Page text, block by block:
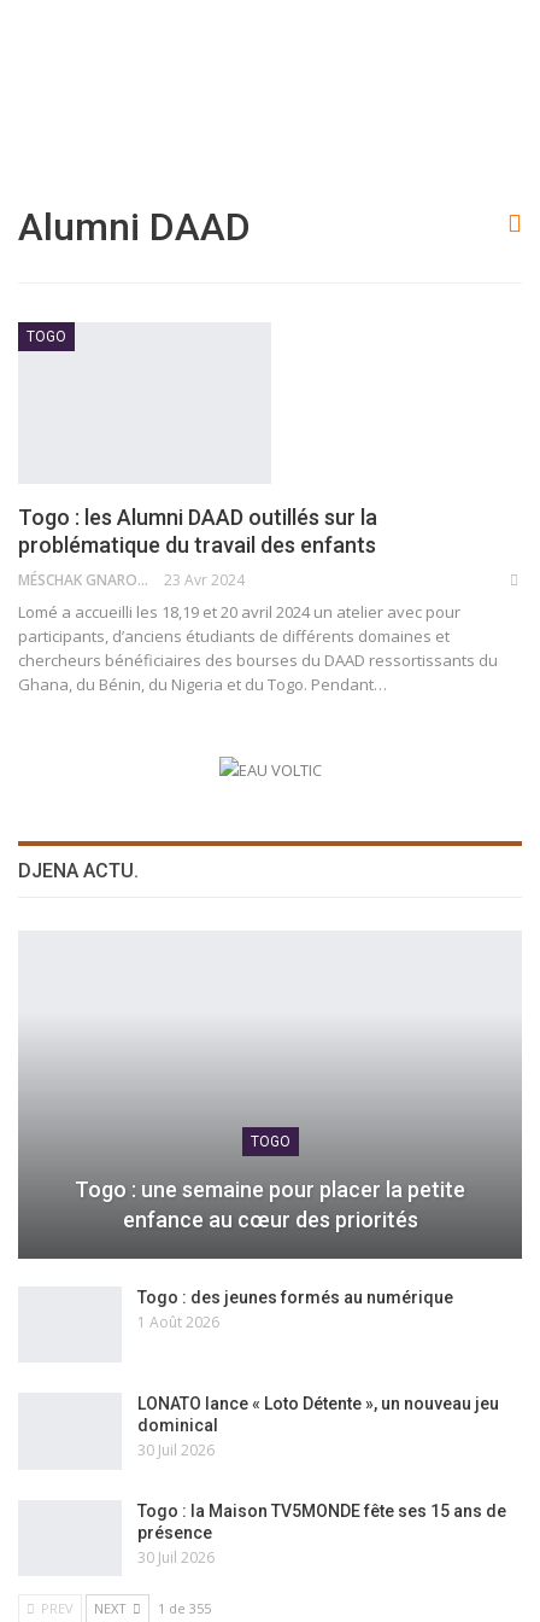
Alumni DAAD
TOGO
Togo : les Alumni DAAD outillés sur la
problématique du travail des enfants
MÉSCHAK GNARO 23 Avr 2024
Lomé a accueilli les 18,19 et 20 avril 2024 un atelier avec pour
participants, d’anciens étudiants de différents domaines et
chercheurs bénéficiaires des bourses du DAAD ressortissants du
Ghana, du Bénin, du Nigeria et du Togo. Pendant…
DJENA ACTU.
TOGO
Togo : une semaine pour placer la petite
enfance au cœur des priorités
Togo : des jeunes formés au numérique
1 Août 2026
LONATO lance « Loto Détente », un nouveau jeu
dominical
30 Juil 2026
Togo : la Maison TV5MONDE fête ses 15 ans de
présence
30 Juil 2026
PREV NEXT 1 de 355